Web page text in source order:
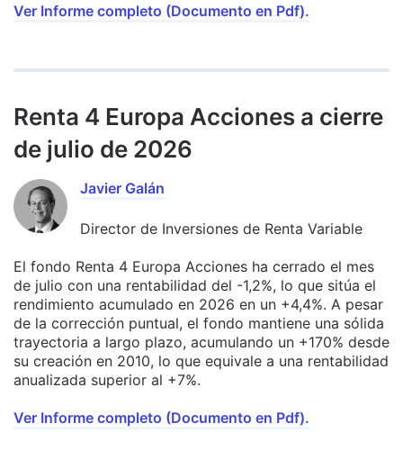
Ver Informe completo (Documento en Pdf).
Renta 4 Europa Acciones a cierre
de julio de 2026
Javier Galán
Director de Inversiones de Renta Variable
El fondo Renta 4 Europa Acciones ha cerrado el mes
de julio con una rentabilidad del -1,2%, lo que sitúa el
rendimiento acumulado en 2026 en un +4,4%. A pesar
de la corrección puntual, el fondo mantiene una sólida
trayectoria a largo plazo, acumulando un +170% desde
su creación en 2010, lo que equivale a una rentabilidad
anualizada superior al +7%.
Ver Informe completo (Documento en Pdf).